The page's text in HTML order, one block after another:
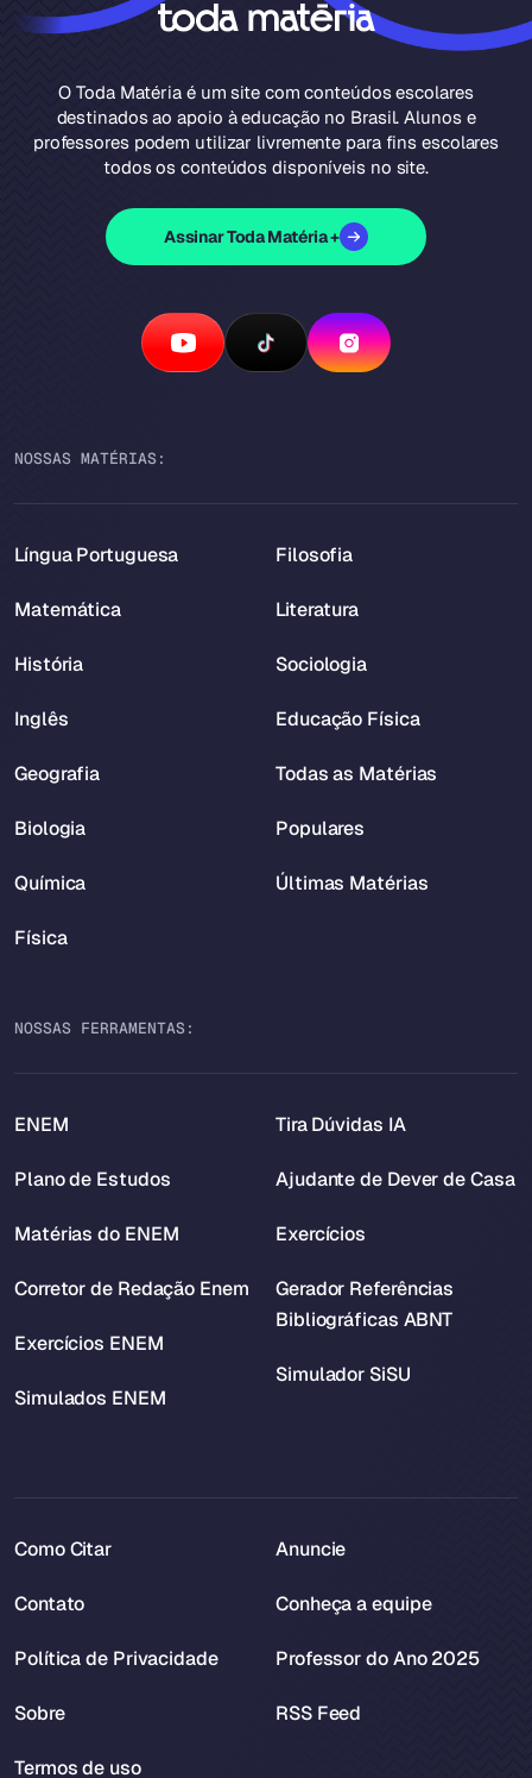
O Toda Matéria é um site com conteúdos escolares
destinados ao apoio à educação no Brasil. Alunos e
professores podem utilizar livremente para fins escolares
todos os conteúdos disponíveis no site.
Assinar Toda Matéria +
NOSSAS MATÉRIAS:
Língua Portuguesa
Matemática
História
Inglês
Geografia
Biologia
Química
Física
Filosofia
Literatura
Sociologia
Educação Física
Todas as Matérias
Populares
Últimas Matérias
NOSSAS FERRAMENTAS:
ENEM
Plano de Estudos
Matérias do ENEM
Corretor de Redação Enem
Exercícios ENEM
Simulados ENEM
Tira Dúvidas IA
Ajudante de Dever de Casa
Exercícios
Gerador Referências
Bibliográficas ABNT
Simulador SiSU
Como Citar
Contato
Política de Privacidade
Sobre
Termos de uso
Anuncie
Conheça a equipe
Professor do Ano 2025
RSS Feed